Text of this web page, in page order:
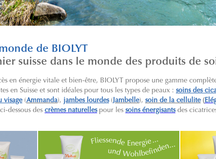
de BIOLYT
suisse dans le monde des produits de
en énergie vitale et bien-être, BIOLYT propose une gamme
en Suisse et sont idéales pour tous les types de peaux : soins des
visage(Ammanda), jambes lourdes(Jambelle), soin de la cellulite(
dessous des crèmes naturelles pour les soins énergisantsdes